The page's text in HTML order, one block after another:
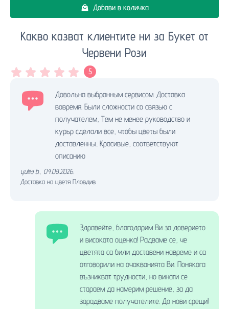
Добави в количка
Какво казват клиентите ни за Букет от
Червени Рози
5
Довольна выбранным сервисом. Доставка
вовремя. Были сложности со связью с
получателем, Тем не менее руководство и
курьр сделали все, чтобы цветы были
доставленны.. Красивые, соответствуют
описанию
yuliia b. 04.08.2026.
Доставка на цветя Пловдив
Здравейте, благодарим Ви за доверието
и високата оценка! Радваме се, че
цветята са били доставени навреме и са
отговорили на очакванията Ви. Понякога
възникват трудности, но винаги се
стараем да намерим решение, за да
зарадваме получателите. До нови срещи!